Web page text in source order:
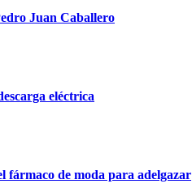
Juan Caballero
eléctrica
fármaco de moda para adelgazar